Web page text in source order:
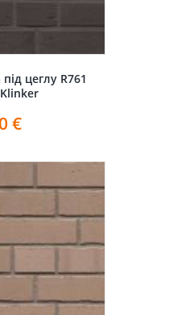
цеглу R761
€